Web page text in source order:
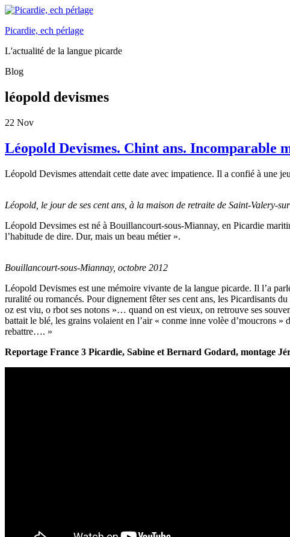
Picardie, ech pérlage
L'actualité de la langue picarde
Blog
léopold devismes
22 Nov
Léopold Devismes. Chint ans. Incomparable
Léopold Devismes attendait cette date avec impatience. Il a confié à une
Léopold, le jour de ses cent ans, à la maison de retraite de Saint-Valery-
Léopold Devsimes est né à Bouillancourt-sous-Miannay, en Picardie
l’habitude de dire. Dur, mais un beau métier ».
Bouillancourt-sous-Miannay, octobre 2012
Léopold Devismes est une mémoire vivante de la langue picarde. Il l’a
ruralité ou romancés. Pour dignement fêter ses cent ans, les Picardisants
oz est viu, o rbot ses notons »… quand on est vieux, on retrouve ses
battait le blé, les grains volaient en l’air « conme inne volèe d’moucrons »
rebattre…. »
Reportage France 3 Picardie, Sabine et Bernard Godard, montage